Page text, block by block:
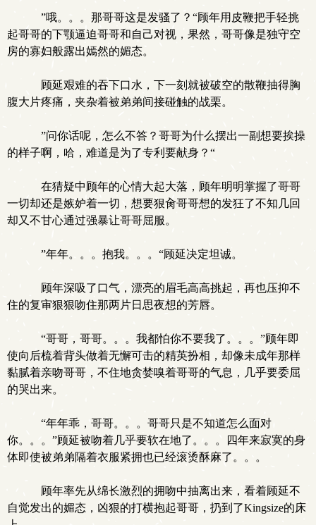
”哦。。。那哥哥这是发骚了？“顾年用皮鞭把手轻挑
起哥哥的下颚逼迫哥哥和自己对视，果然，哥哥像是独守空
房的寡妇般露出嫣然的媚态。
顾延艰难的吞下口水，下一刻就被破空的散鞭抽得胸
腹大片疼痛，夹杂着被弟弟间接碰触的战栗。
”问你话呢，怎么不答？哥哥为什么摆出一副想要挨操
的样子啊，哈，难道是为了专利要献身？“
在猜疑中顾年的心情大起大落，顾年明明掌握了哥哥
一切却还是嫉妒着一切，想要狠肏哥哥想的发狂了不知几回
却又不甘心通过强暴让哥哥屈服。
”年年。。。抱我。。。“顾延决定坦诚。
顾年深吸了口气，漂亮的眉毛高高挑起，再也压抑不
住的复审狠狠吻住那两片日思夜想的芳唇。
“哥哥，哥哥。。。我都怕你不要我了。。。”顾年即
使向后梳着背头做着无懈可击的精英扮相，却像未成年那样
黏腻着亲吻哥哥，不住地贪婪嗅着哥哥的气息，几乎要委屈
的哭出来。
“年年乖，哥哥。。。哥哥只是不知道怎么面对
你。。。”顾延被吻着几乎要软在地了。。。四年来寂寞的身
体即使被弟弟隔着衣服紧拥也已经滚烫酥麻了。。。
顾年率先从绵长激烈的拥吻中抽离出来，看着顾延不
自觉发出的媚态，凶狠的打横抱起哥哥，扔到了Kingsize的床